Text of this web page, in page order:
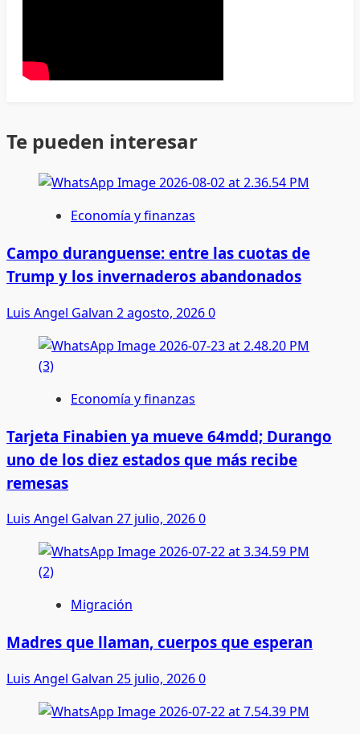
Te pueden interesar
Economía y finanzas
Campo duranguense: entre las cuotas de
Trump y los invernaderos abandonados
Luis Angel Galvan 2 agosto, 20260
Economía y finanzas
Tarjeta Finabien ya mueve 64mdd; Durango
uno de los diez estados que más recibe
remesas
Luis Angel Galvan 27 julio, 20260
Migración
Madres que llaman, cuerpos que esperan
Luis Angel Galvan 25 julio, 20260